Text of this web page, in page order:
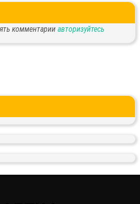
комментарии авторизуйтесь